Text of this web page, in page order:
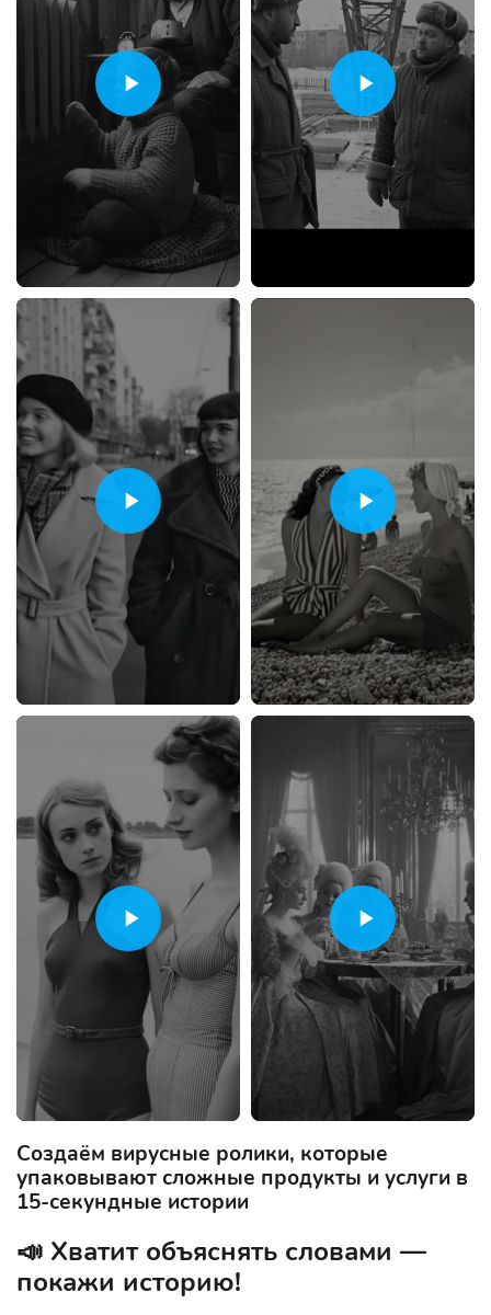
Создаём вирусные ролики, которые
упаковывают сложные продукты и услуги в
15‑секундные истории
📣 Хватит объяснять словами —
покажи историю!